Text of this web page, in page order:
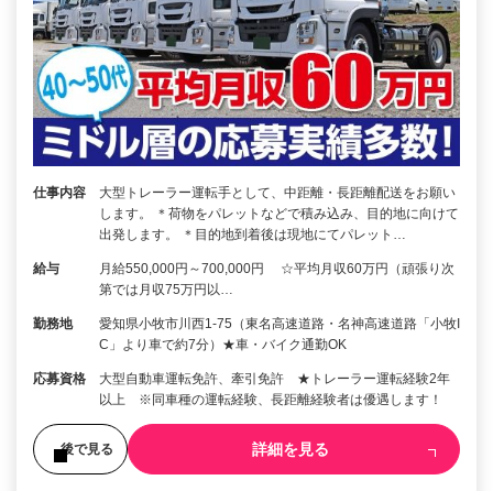
仕事内容
大型トレーラー運転手として、中距離・長距離配送をお願い
します。 ＊荷物をパレットなどで積み込み、目的地に向けて
出発します。 ＊目的地到着後は現地にてパレット…
給与
月給550,000円～700,000円 ☆平均月収60万円（頑張り次
第では月収75万円以…
勤務地
愛知県小牧市川西1-75（東名高速道路・名神高速道路「小牧I
C」より車で約7分）★車・バイク通勤OK
応募資格
大型自動車運転免許、牽引免許 ★トレーラー運転経験2年
以上 ※同車種の運転経験、長距離経験者は優遇します！
後で見る 詳細を見る